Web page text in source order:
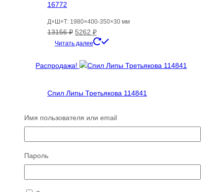
16772
Д×Ш×Т: 1980×400-350×30 мм
13156₽ Первоначальная
цена
13156 ₽.
5262 ₽Текущая
цена:
Читать далее
Распродажа!
Спил Липы Третьякова 114841
14469₽Первоначальная
составляла
5064₽Текущая
5064 ₽.
ТОП 100
Имя пользователя или email
Пароль